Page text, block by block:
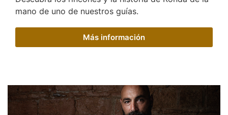
mano de uno de nuestros guías.
Más información